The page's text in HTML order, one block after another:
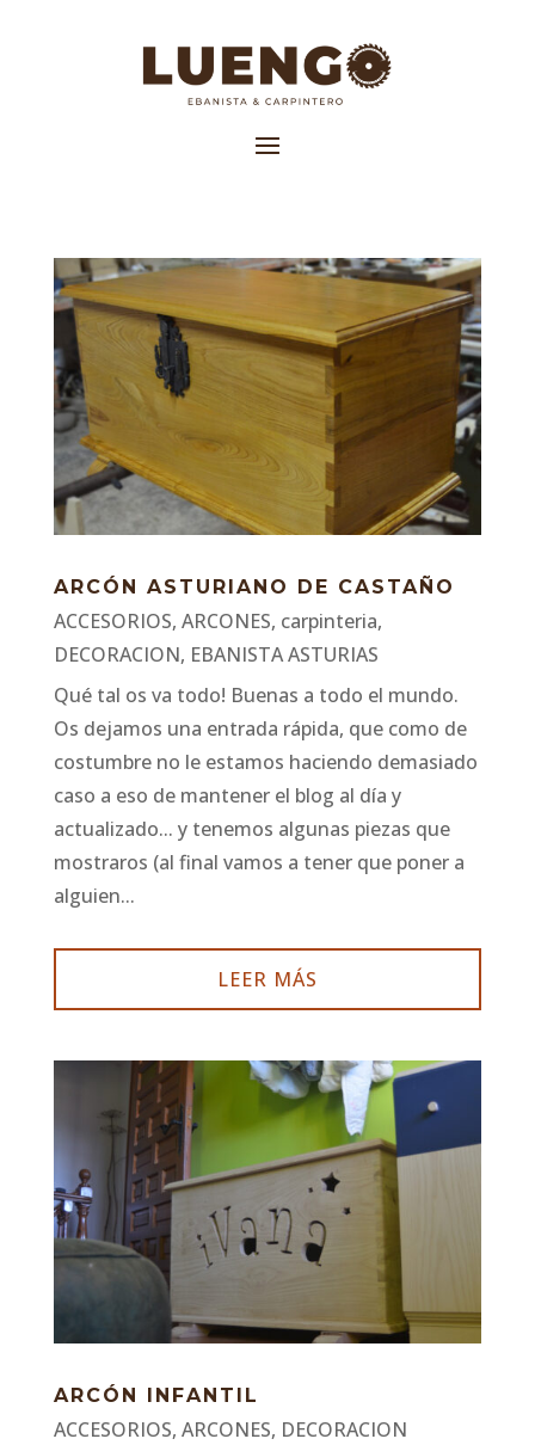
ARCÓN ASTURIANO DE CASTAÑO
ACCESORIOS, ARCONES, carpinteria,
DECORACION, EBANISTA ASTURIAS
Qué tal os va todo! Buenas a todo el mundo.
Os dejamos una entrada rápida, que como de
costumbre no le estamos haciendo demasiado
caso a eso de mantener el blog al día y
actualizado... y tenemos algunas piezas que
mostraros (al final vamos a tener que poner a
alguien...
LEER MÁS
ARCÓN INFANTIL
ACCESORIOS, ARCONES, DECORACION